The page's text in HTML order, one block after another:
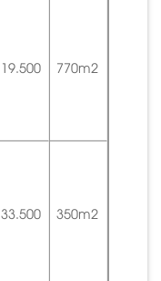
19.500 770m2
33.500 350m2